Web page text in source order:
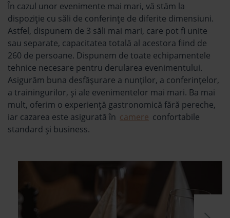
În cazul unor evenimente mai mari, vă stăm la
dispoziție cu săli de conferințe de diferite dimensiuni.
Astfel, dispunem de 3 săli mai mari, care pot fi unite
sau separate, capacitatea totală al acestora fiind de
260 de persoane. Dispunem de toate echipamentele
tehnice necesare pentru derularea evenimentului.
Asigurăm buna desfăşurare a nunţilor, a conferinţelor,
a trainingurilor, şi ale evenimentelor mai mari. Ba mai
mult, oferim o experienţă gastronomică fără pereche,
iar cazarea este asigurată în camere confortabile
standard şi business.